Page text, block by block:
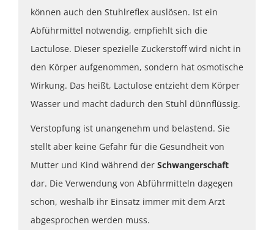
können auch den Stuhlreflex auslösen. Ist ein
Abführmittel notwendig, empfiehlt sich die
Lactulose. Dieser spezielle Zuckerstoff wird nicht in
den Körper aufgenommen, sondern hat osmotische
Wirkung. Das heißt, Lactulose entzieht dem Körper
Wasser und macht dadurch den Stuhl dünnflüssig.
Verstopfung ist unangenehm und belastend. Sie
stellt aber keine Gefahr für die Gesundheit von
Mutter und Kind während der Schwangerschaft
dar. Die Verwendung von Abführmitteln dagegen
schon, weshalb ihr Einsatz immer mit dem Arzt
abgesprochen werden muss.